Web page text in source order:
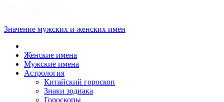
Значение мужских и женских имен
Женские имена
Мужские имена
Астрология
Китайский гороскоп
Знаки зодиака
Гороскопы